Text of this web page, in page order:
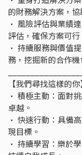
的財務解決方案，
• 風險評估與業績
評估，確保方案可
• 持續服務與價值
務，挖掘新的合作
【我們尋找這樣的你
• 積極主動：面對
卓越。
• 快速行動：具備
現目標。
• 持續學習：樂於